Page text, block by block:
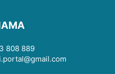
808 889